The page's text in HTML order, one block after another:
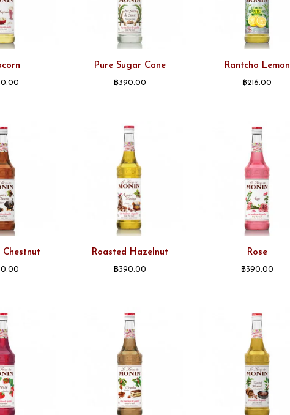
Pure Sugar Cane
฿390.00
Rantcho Lemon
฿216.00
Chestnut Roasted Hazelnut
฿390.00
Rose
฿390.00